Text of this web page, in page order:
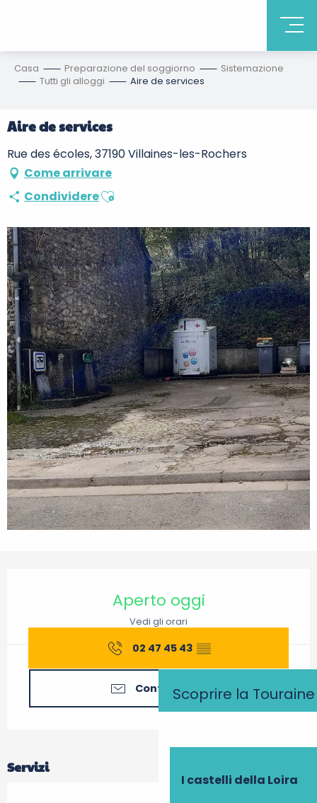
Scoprire la Touraine
I castelli della Loira
Casa Preparazione del soggiorno
Sistemazione
Tutti gli alloggi
Aire de services
Aire de services
Rue des écoles, 37190 Villaines-les-Rochers
Come arrivare
CondividereAjouter aux favoris
Aperto oggi
Vedi gli orari
02 47 45 43 ▒▒
Contattateci
Servizi